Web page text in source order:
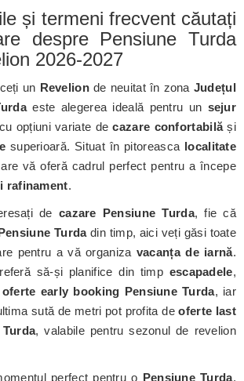
și termeni frecvent căutați
despre Pensiune Turda
2026-2027
un Revelionde neuitat în zona Județul
este alegerea ideală pentru un sejur
opțiuni variate decazare confortabilăși
superioară. Situat în pitoreasca localitate
vă oferă cadrul perfect pentru a începe
rafinament.
de cazare Pensiune Turda, fie că
Turdadin timp, aici veți găsi toate
pentru a vă organiza vacanța de iarnă.
să-și planifice din timp escapadele,
oferte early booking Pensiune Turda, iar
sută de metri pot profita deoferte last
, valabile pentru sezonul de revelion
perfect pentru o Pensiune Turda,